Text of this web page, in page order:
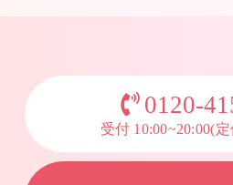
0120-
受付 10:00~20:00(